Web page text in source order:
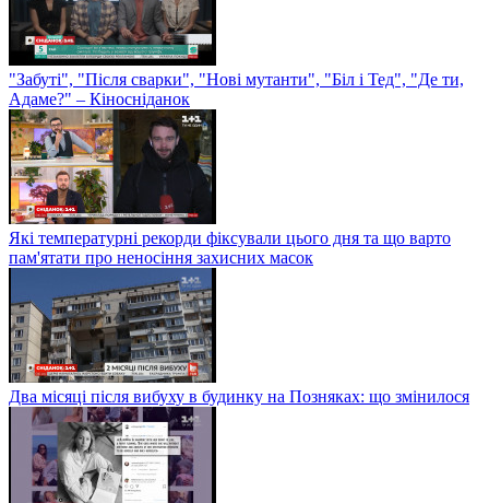
"Забуті", "Після сварки", "Нові мутанти", "Біл і Тед", "Де ти,
Адаме?" – Кіносніданок
Які температурні рекорди фіксували цього дня та що варто
пам'ятати про неносіння захисних масок
Два місяці після вибуху в будинку на Позняках: що змінилося